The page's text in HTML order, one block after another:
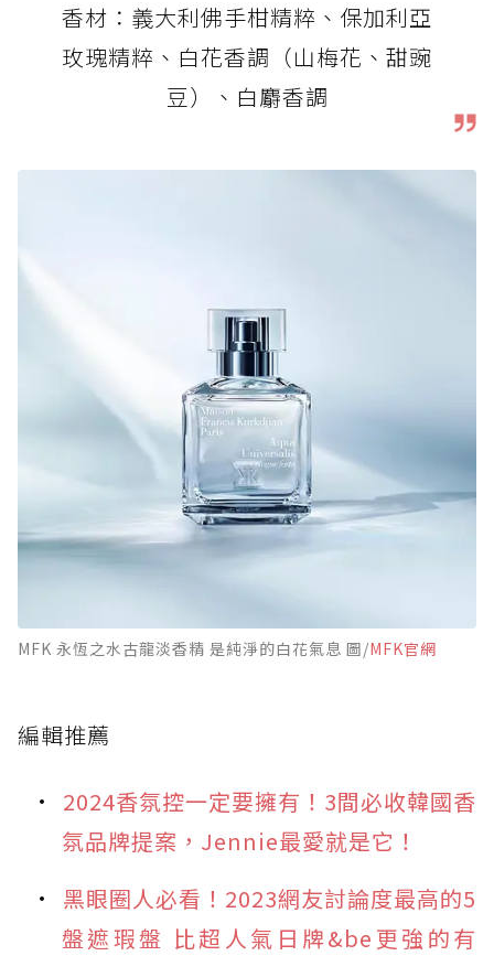
香材：義大利佛手柑精粹、保加利亞
玫瑰精粹、白花香調（山梅花、甜豌
豆）、白麝香調
MFK 永恆之水古龍淡香精 是純淨的白花氣息 圖/MFK官網
編輯推薦
2024香氛控一定要擁有！3間必收韓國香
氛品牌提案，Jennie最愛就是它！
黑眼圈人必看！2023網友討論度最高的5
盤遮瑕盤 比超人氣日牌&be更強的有